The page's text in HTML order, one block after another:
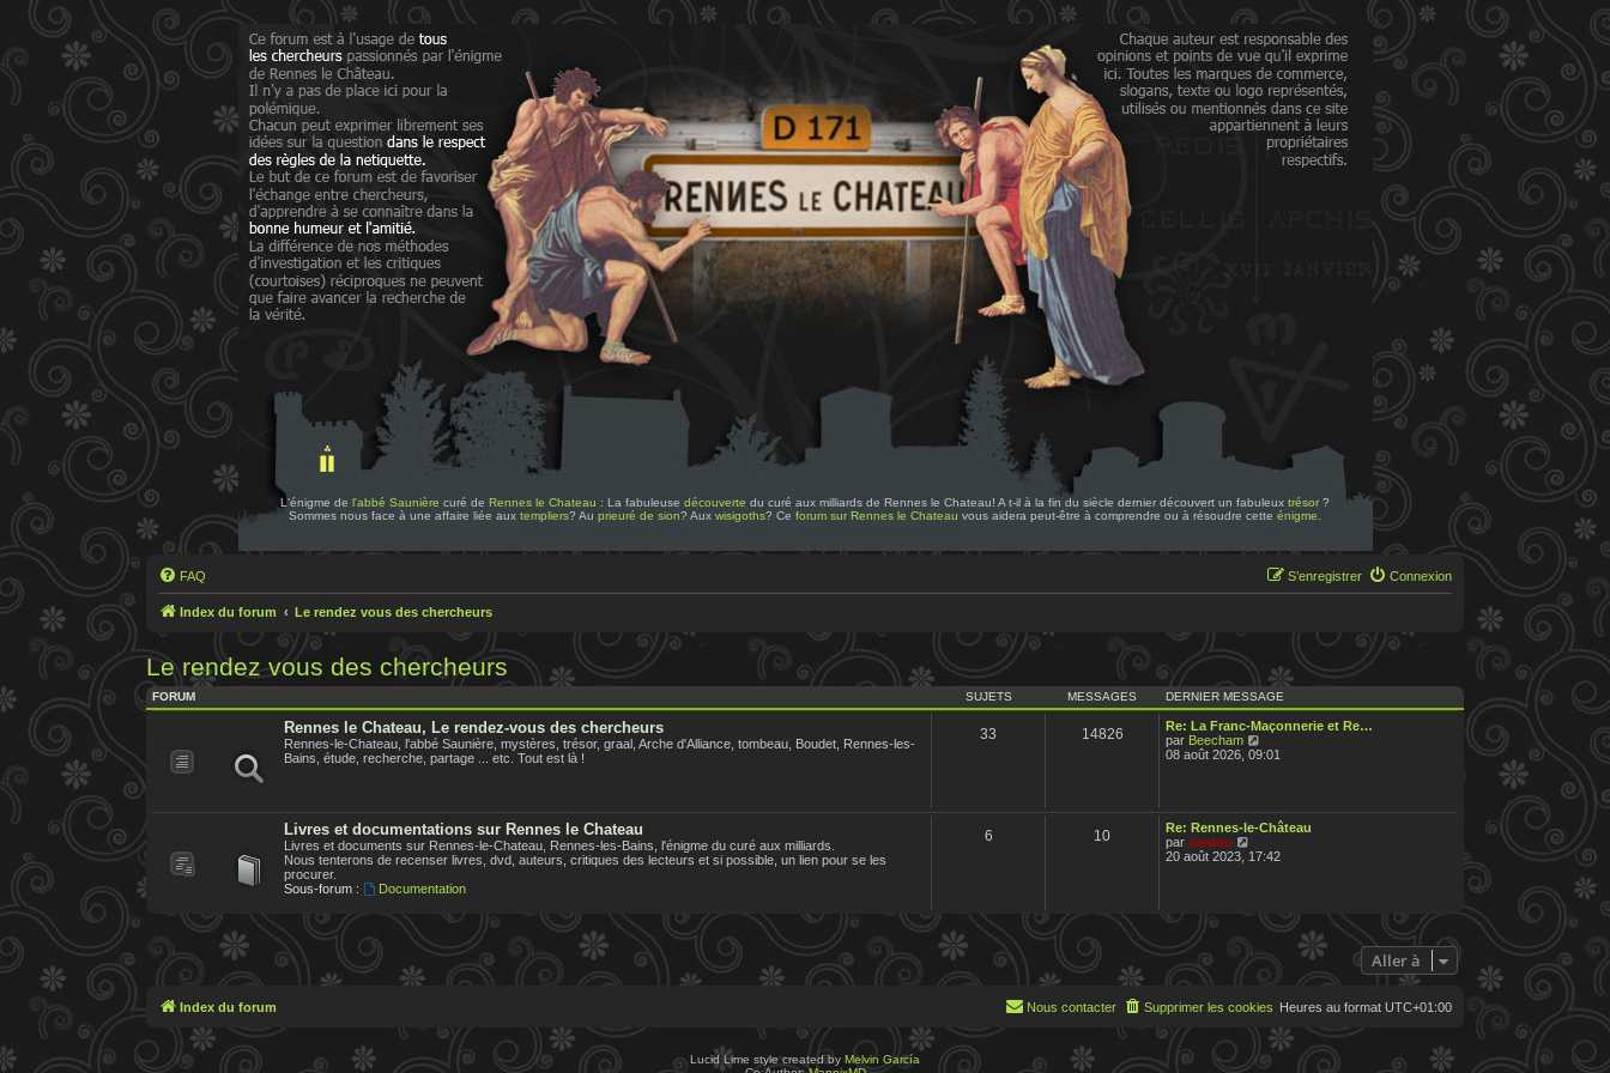
L'énigme de l'abbé Saunière curé de Rennes le Chateau : La fabuleuse découverte du curé aux milliards de Rennes le Chateau! A t-il à la fin du siècle dernier découvert un fabuleux trésor ?
Sommes nous face à une affaire liée aux templiers? Au prieuré de sion? Aux wisigoths? Ce forum sur Rennes le Chateau vous aidera peut-être à comprendre ou à résoudre cette énigme
FAQ Connexion
S’enregistrer
Index du forum Le rendez vous des chercheurs
Le rendez vous des chercheurs
FORUM SUJETS MESSAGES DERNIER MESSAGE
Rennes le Chateau, Le rendez-vous des chercheurs
Rennes-le-Chateau, l'abbé Saunière, mystères, trésor, graal, Arche d'Alliance, tombeau, Boudet, Rennes-les-
Bains, étude, recherche, partage ... etc. Tout est là !
33 14826
Re: La Franc-Maçonnerie et Re…
par Beecham
o
d
r
m
s
s
e
08 août 2026, 09:01
Livres et documentations sur Rennes le Chateau
Livres et documents sur Rennes-le-Chateau, Rennes-les-Bains, l'énigme du curé aux milliards.
Nous tenterons de recenser livres, dvd, auteurs, critiques des lecteurs et si possible, un lien pour se les
procurer.
Sous-forum :
Documentation
6 10
Re: Rennes-le-Château
par cardou
o
r
r
s
20 août 2023, 17:42
Aller à
Index du forum Heures au format UTC+01:00
Supprimer les cookies
Nous contacter
Lucid Lime style created by Melvin García